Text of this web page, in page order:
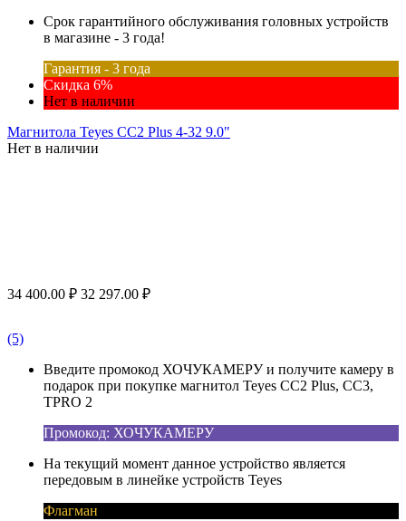
Срок гарантийного обслуживания головных устройств
в магазине - 3 года!
Гарантия - 3 года
Скидка 6%
Нет в наличии
Магнитола Teyes CC2 Plus 4-32 9.0"
Нет в наличии
34 400.00 ₽ 32 297.00 ₽
(5)
Введите промокод ХОЧУКАМЕРУ и получите камеру в
подарок при покупке магнитол Teyes CC2 Plus, CC3,
TPRO 2
Промокод: ХОЧУКАМЕРУ
На текущий момент данное устройство является
передовым в линейке устройств Teyes
Флагман